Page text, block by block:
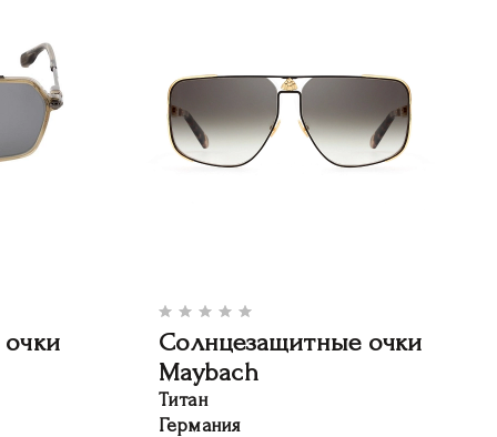
Солнцезащитные очки
Maybach
Титан
Германия